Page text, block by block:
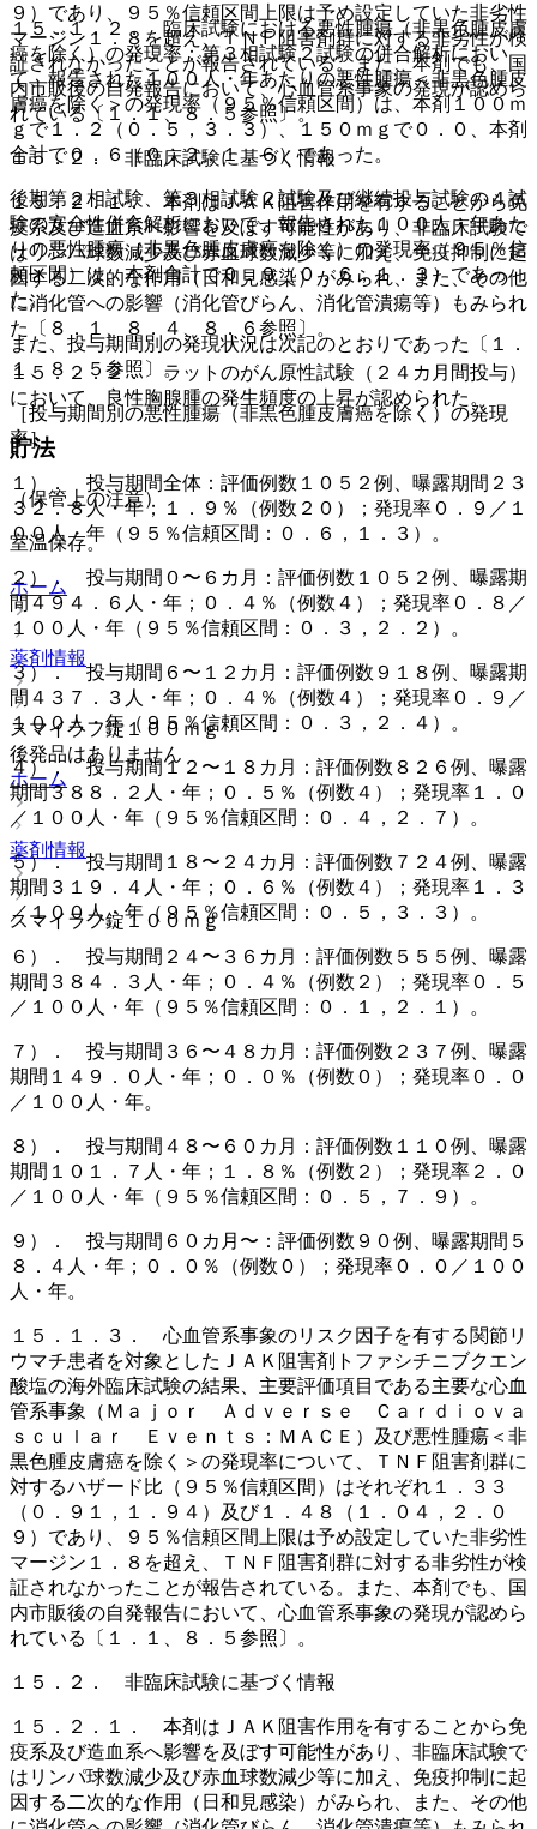
９）であり、９５％信頼区間上限は予め設定していた非劣性
マージン１．８を超え、ＴＮＦ阻害剤群に対する非劣性が検
証されなかったことが報告されている。また、本剤でも、国
内市販後の自発報告において、心血管系事象の発現が認めら
れている〔１．１、８．５参照〕。
１５．２． 非臨床試験に基づく情報
１５．２．１． 本剤はＪＡＫ阻害作用を有することから免
疫系及び造血系へ影響を及ぼす可能性があり、非臨床試験で
はリンパ球数減少及び赤血球数減少等に加え、免疫抑制に起
因する二次的な作用（日和見感染）がみられ、また、その他
に消化管への影響（消化管びらん、消化管潰瘍等）もみられ
た〔８．１、８．４、８．６参照〕。
１５．２．２． ラットのがん原性試験（２４カ月間投与）
において、良性胸腺腫の発生頻度の上昇が認められた。
貯法
（保管上の注意）
室温保存。
ホーム
薬剤情報
スマイラフ錠１００ｍｇ
後発品はありません
ホーム
薬剤情報
スマイラフ錠１００ｍｇ
１５．１．２． 臨床試験における悪性腫瘍（非黒色腫皮膚
癌を除く）の発現率：第３相試験２試験の併合解析におい
て、報告された１００人・年あたりの悪性腫瘍＜非黒色腫皮
膚癌を除く＞の発現率（９５％信頼区間）は、本剤１００ｍ
ｇで１．２（０．５，３．３）、１５０ｍｇで０．０、本剤
合計で０．６（０．２，１．６）であった。
後期第２相試験、第３相試験２試験及び継続投与試験の４試
験の安全性併合解析において、報告された１００人・年あた
りの悪性腫瘍（非黒色腫皮膚癌を除く）の発現率（９５％信
頼区間）は、本剤合計で０．９（０．６，１．３）であっ
た。
また、投与期間別の発現状況は次記のとおりであった〔１．
１、８．５参照〕。
［投与期間別の悪性腫瘍（非黒色腫皮膚癌を除く）の発現
率］
１）． 投与期間全体：評価例数１０５２例、曝露期間２３
３２．８人・年；１．９％（例数２０）；発現率０．９／１
００人・年（９５％信頼区間：０．６，１．３）。
２）． 投与期間０〜６カ月：評価例数１０５２例、曝露期
間４９４．６人・年；０．４％（例数４）；発現率０．８／
１００人・年（９５％信頼区間：０．３，２．２）。
３）． 投与期間６〜１２カ月：評価例数９１８例、曝露期
間４３７．３人・年；０．４％（例数４）；発現率０．９／
１００人・年（９５％信頼区間：０．３，２．４）。
４）． 投与期間１２〜１８カ月：評価例数８２６例、曝露
期間３８８．２人・年；０．５％（例数４）；発現率１．０
／１００人・年（９５％信頼区間：０．４，２．７）。
５）． 投与期間１８〜２４カ月：評価例数７２４例、曝露
期間３１９．４人・年；０．６％（例数４）；発現率１．３
／１００人・年（９５％信頼区間：０．５，３．３）。
６）． 投与期間２４〜３６カ月：評価例数５５５例、曝露
期間３８４．３人・年；０．４％（例数２）；発現率０．５
／１００人・年（９５％信頼区間：０．１，２．１）。
７）． 投与期間３６〜４８カ月：評価例数２３７例、曝露
期間１４９．０人・年；０．０％（例数０）；発現率０．０
／１００人・年。
８）． 投与期間４８〜６０カ月：評価例数１１０例、曝露
期間１０１．７人・年；１．８％（例数２）；発現率２．０
／１００人・年（９５％信頼区間：０．５，７．９）。
９）． 投与期間６０カ月〜：評価例数９０例、曝露期間５
８．４人・年；０．０％（例数０）；発現率０．０／１００
人・年。
１５．１．３． 心血管系事象のリスク因子を有する関節リ
ウマチ患者を対象としたＪＡＫ阻害剤トファシチニブクエン
酸塩の海外臨床試験の結果、主要評価項目である主要な心血
管系事象（Ｍａｊｏｒ Ａｄｖｅｒｓｅ Ｃａｒｄｉｏｖａ
ｓｃｕｌａｒ Ｅｖｅｎｔｓ：ＭＡＣＥ）及び悪性腫瘍＜非
黒色腫皮膚癌を除く＞の発現率について、ＴＮＦ阻害剤群に
対するハザード比（９５％信頼区間）はそれぞれ１．３３
（０．９１，１．９４）及び１．４８（１．０４，２．０
９）であり、９５％信頼区間上限は予め設定していた非劣性
マージン１．８を超え、ＴＮＦ阻害剤群に対する非劣性が検
証されなかったことが報告されている。また、本剤でも、国
内市販後の自発報告において、心血管系事象の発現が認めら
れている〔１．１、８．５参照〕。
１５．２． 非臨床試験に基づく情報
１５．２．１． 本剤はＪＡＫ阻害作用を有することから免
疫系及び造血系へ影響を及ぼす可能性があり、非臨床試験で
はリンパ球数減少及び赤血球数減少等に加え、免疫抑制に起
因する二次的な作用（日和見感染）がみられ、また、その他